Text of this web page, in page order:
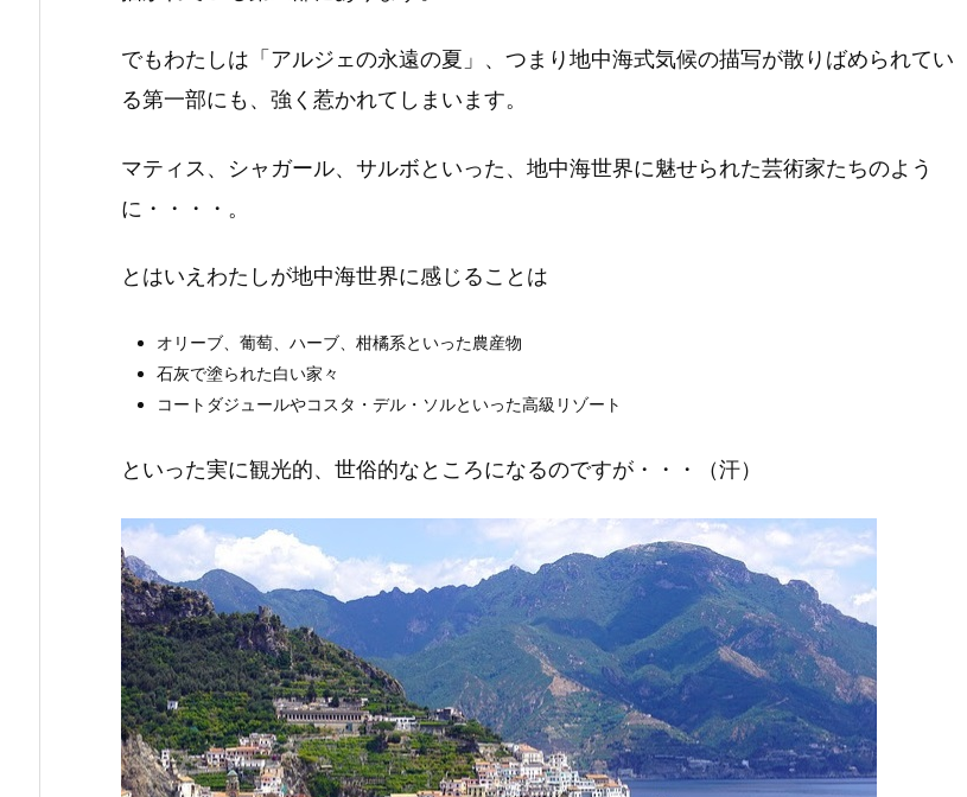
でもわたしは「アルジェの永遠の夏」、つまり地中海式気候の描写が散りばめられてい
る第一部にも、強く惹かれてしまいます。
マティス、シャガール、サルボといった、地中海世界に魅せられた芸術家たちのよう
に・・・・。
とはいえわたしが地中海世界に感じることは
オリーブ、葡萄、ハーブ、柑橘系といった農産物
石灰で塗られた白い家々
コートダジュールやコスタ・デル・ソルといった高級リゾート
といった実に観光的、世俗的なところになるのですが・・・（汗）